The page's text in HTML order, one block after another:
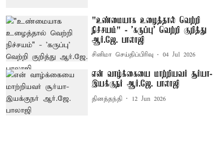
"உண்மையாக உழைத்தால் வெற்றி
நிச்சயம்" - 'கருப்பு' வெற்றி குறித்து
ஆர்.ஜே. பாலாஜி
சினிமா செய்திப்பிரிவு 04 Jul 2026
என் வாழ்க்கையை மாற்றியவர் சூர்யா-
இயக்குநர் ஆர்.ஜே. பாலாஜி
தினத்தந்தி 12 Jun 2026